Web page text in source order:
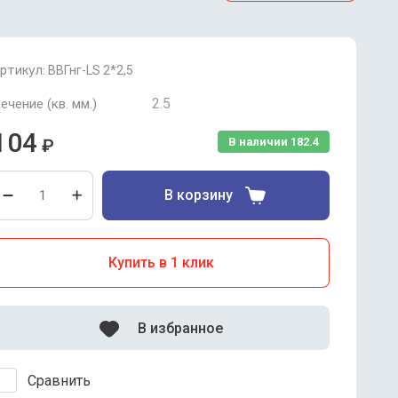
ВВГнг-LS 2*2,5
(кв. мм.) 2.5
В наличии 182.4
₽
В корзину
Купить в 1 клик
Сравнить
В избранное